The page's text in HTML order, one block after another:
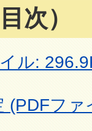
次）
ル:
(PDFフ